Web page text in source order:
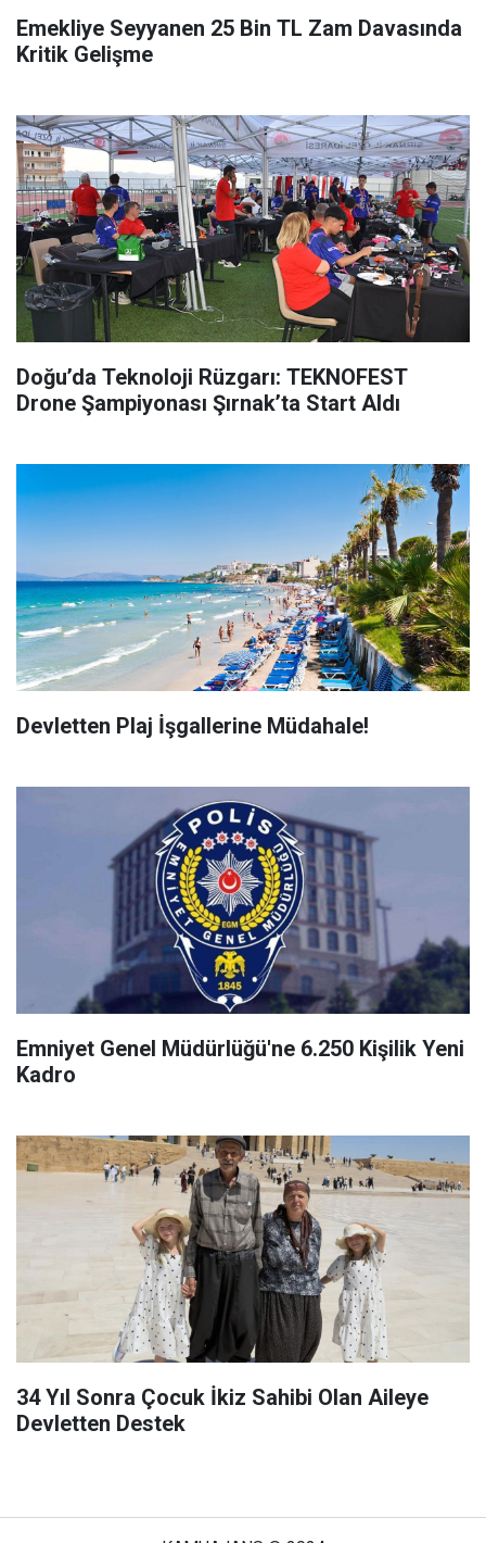
Emekliye Seyyanen 25 Bin TL Zam Davasında
Kritik Gelişme
Doğu’da Teknoloji Rüzgarı: TEKNOFEST
Drone Şampiyonası Şırnak’ta Start Aldı
Devletten Plaj İşgallerine Müdahale!
Emniyet Genel Müdürlüğü'ne 6.250 Kişilik Yeni
Kadro
34 Yıl Sonra Çocuk İkiz Sahibi Olan Aileye
Devletten Destek